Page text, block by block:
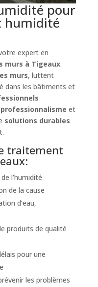
pour
humidité
expert en
murs à Tigeaux.
murs, luttent
dans les bâtiments et
professionnalisme et
solutions durables
traitement
l’humidité
de la cause
d’eau,
produits de qualité
pour une
les problèmes